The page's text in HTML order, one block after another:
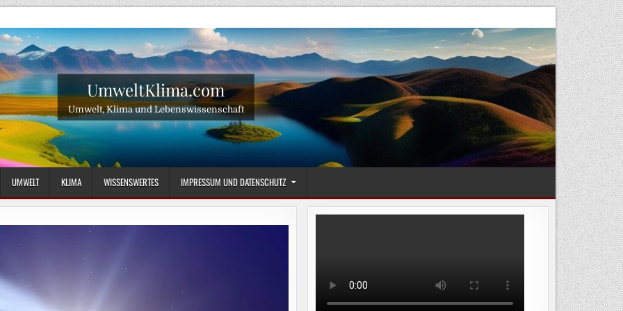
UmweltKlima.com
Umwelt, Klima und Lebenswissenschaft
UMWELT KLIMA WISSENSWERTES IMPRESSUM UND DATENSCHUTZ